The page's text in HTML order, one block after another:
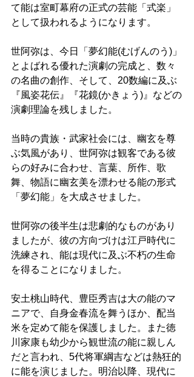
て能は室町幕府の正式の芸能「式楽」
として扱われるようになります。
世阿弥は、今日「夢幻能(むげんのう)」
とよばれる優れた演劇の完成と、数々
の名曲の創作、そして、20数編に及ぶ
『風姿花伝』『花鏡(かきょう)』などの
演劇理論を残しました。
当時の貴族・武家社会には、幽玄を尊
ぶ気風があり、世阿弥は観客である彼
らの好みに合わせ、言葉、所作、歌
舞、物語に幽玄美を漂わせる能の形式
「夢幻能」を大成させました。
世阿弥の後半生は悲劇的なものがあり
ましたが、彼の方向づけは江戸時代に
洗練され、能は現代に及ぶ不朽の生命
を得ることになりました。
安土桃山時代、豊臣秀吉は大の能のマ
ニアで、自身金春流を舞うほか、配当
米を定めて能を保護しました。また徳
川家康も幼少から観世流の能に親しん
だと言われ、5代将軍綱吉などは熱狂的
に能を演じました。明治以降、現代に